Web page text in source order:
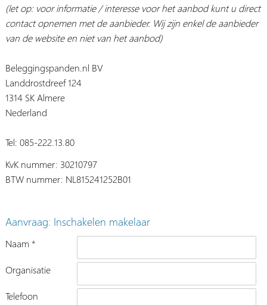
(let op: voor informatie / interesse voor het aanbod kunt u direct
contact opnemen met de aanbieder. Wij zijn enkel de aanbieder
van de website en niet van het aanbod)
Beleggingspanden.nl BV
Landdrostdreef 124
1314 SK Almere
Nederland
Tel: 085-222.13.80
KvK nummer: 30210797
BTW nummer: NL815241252B01
Aanvraag: Inschakelen makelaar
Naam *
Organisatie
Telefoon